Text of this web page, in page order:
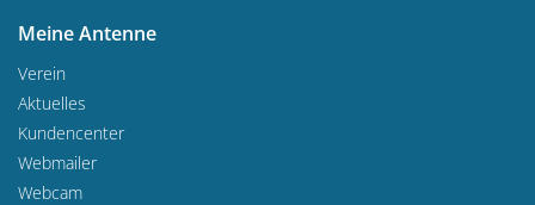
Meine Antenne
Verein
Aktuelles
Kundencenter
Webmailer
Webcam